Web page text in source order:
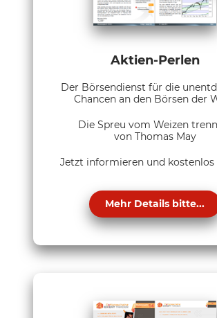
Aktien-Perlen
Der Börsendienst für die
Chancen an den Börsen der
Die Spreu vom Weizen
von Thomas May
Jetzt informieren und kostenlos
Mehr Details bitte...